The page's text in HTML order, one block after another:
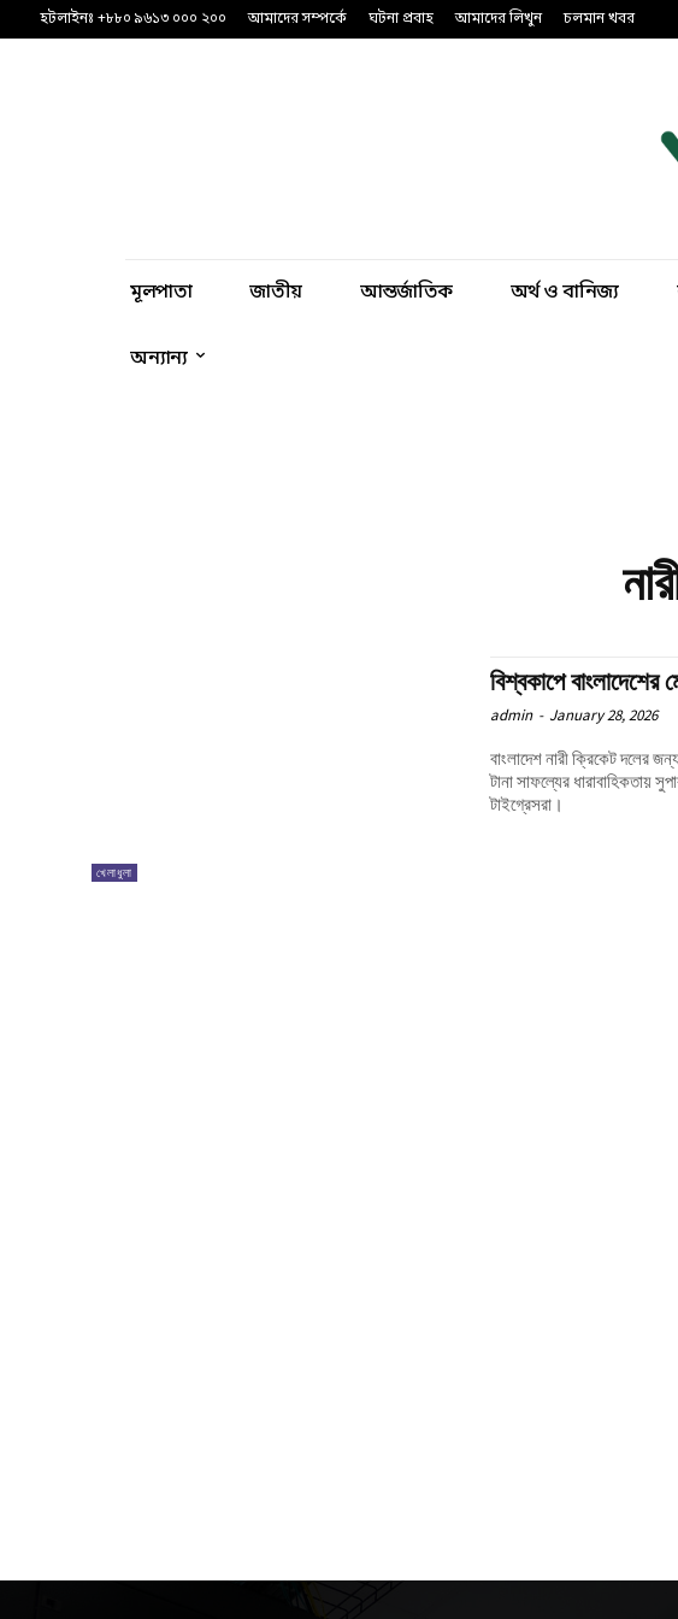
হটলাইনঃ +৮৮০ ৯৬১৩ ০০০ ২০০ আমাদের সম্পর্কে ঘটনা প্রবাহ আমাদের লিখুন চলমান খবর
মূলপাতা জাতীয় আন্তর্জাতিক অর্থ ও বানিজ্য
অন্যান্য
খেলাধুলা
বিশ্বকাপে বাংলাদেশের
admin - January 28, 2026
বাংলাদেশ নারী ক্রিকেট দলের
টানা সাফল্যের ধারাবাহিকতায়
টাইগ্রেসরা।